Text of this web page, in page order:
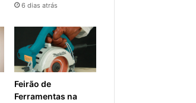
6 dias atrás
Feirão de
Ferramentas na